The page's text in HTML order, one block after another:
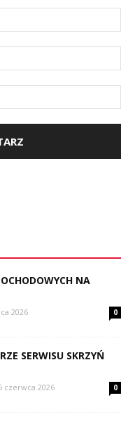
NA
2026 0
SERWISU SKRZYŃ
czerwca 2026 0